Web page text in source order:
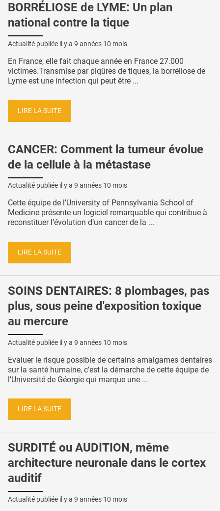
BORRÉLIOSE de LYME: Un plan
national contre la tique
Actualité publiée il y a 9 années 10 mois
En France, elle fait chaque année en France 27.000
victimes.Transmise par piqûres de tiques, la borréliose de
Lyme est une infection qui peut être ...
LIRE LA SUITE
CANCER: Comment la tumeur évolue
de la cellule à la métastase
Actualité publiée il y a 9 années 10 mois
Cette équipe de l’University of Pennsylvania School of
Medicine présente un logiciel remarquable qui contribue à
reconstituer l’évolution d’un cancer de la ...
LIRE LA SUITE
SOINS DENTAIRES: 8 plombages, pas
plus, sous peine d'exposition toxique
au mercure
Actualité publiée il y a 9 années 10 mois
Evaluer le risque possible de certains amalgames dentaires
sur la santé humaine, c’est la démarche de cette équipe de
l’Université de Géorgie qui marque une ...
LIRE LA SUITE
SURDITÉ ou AUDITION, même
architecture neuronale dans le cortex
auditif
Actualité publiée il y a 9 années 10 mois